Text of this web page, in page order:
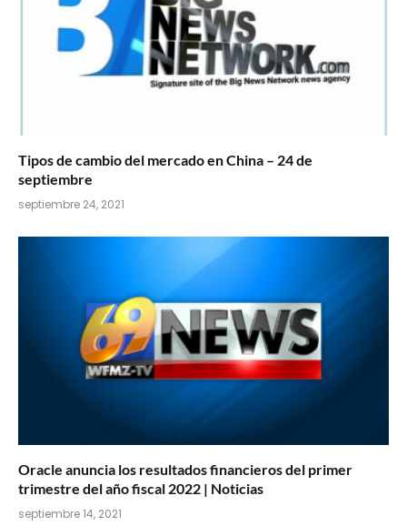
Tipos de cambio del mercado en China – 24 de
septiembre
septiembre 24, 2021
Oracle anuncia los resultados financieros del primer
trimestre del año fiscal 2022 | Noticias
septiembre 14, 2021